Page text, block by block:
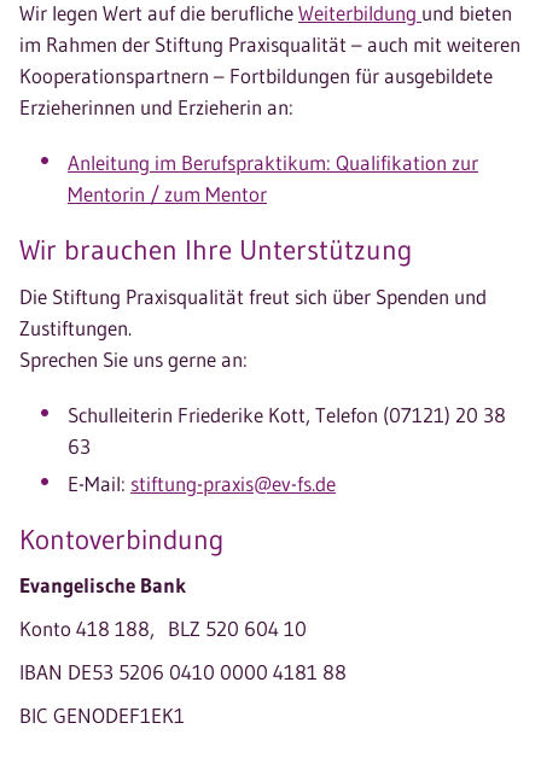
Wir legen Wert auf die berufliche Weiterbildung und bieten
im Rahmen der Stiftung Praxisqualität – auch mit weiteren
Kooperationspartnern – Fortbildungen für ausgebildete
Erzieherinnen und Erzieherin an:
Anleitung im Berufspraktikum: Qualifikation zur
Mentorin / zum Mentor
Wir brauchen Ihre Unterstützung
Die Stiftung Praxisqualität freut sich über Spenden und
Zustiftungen.
Sprechen Sie uns gerne an:
Schulleiterin Friederike Kott, Telefon (07121) 20 38
63
E-Mail: stiftung-praxis@ev-fs.de
Kontoverbindung
Evangelische Bank
Konto 418 188, BLZ 520 604 10
IBAN DE53 5206 0410 0000 4181 88
BIC GENODEF1EK1